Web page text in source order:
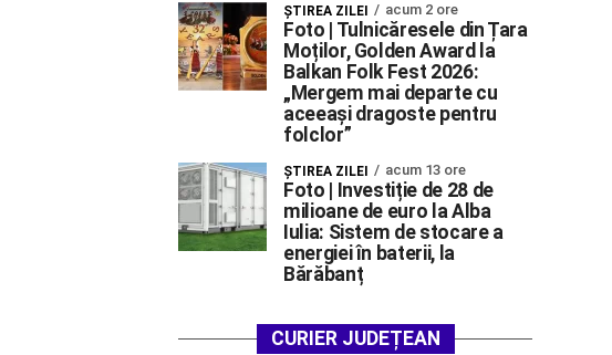
ŞTIREA ZILEI acum 2 ore
Foto | Tulnicăresele din Țara
Moților, Golden Award la
Balkan Folk Fest 2026:
„Mergem mai departe cu
aceeași dragoste pentru
folclor”
ŞTIREA ZILEI acum 13 ore
Foto | Investiție de 28 de
milioane de euro la Alba
Iulia: Sistem de stocare a
energiei în baterii, la
Bărăbanț
CURIER JUDEȚEAN